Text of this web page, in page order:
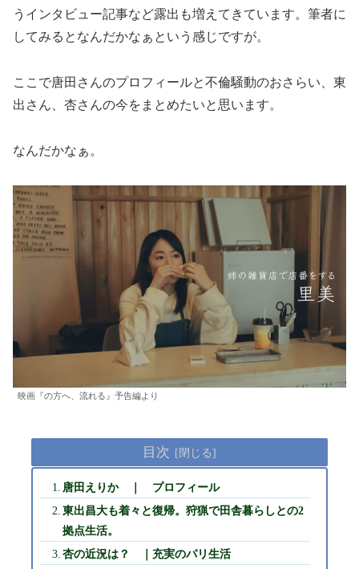
うインタビュー記事など露出も増えてきています。筆者に
してみるとなんだかなぁという感じですが。
ここで唐田さんのプロフィールと不倫騒動のおさらい、東
出さん、杏さんの今をまとめたいと思います。
なんだかなぁ。
映画『の方へ、流れる』予告編より
目次
唐田えりか ｜ プロフィール
東出昌大も着々と復帰。狩猟で田舎暮らしとの2
拠点生活。
杏の近況は？ ｜充実のパリ生活